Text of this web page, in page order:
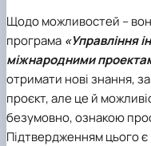
Щодо можливостей –
програма «Управління
міжнародними
отримати нові знання,
проєкт, але це й
безумовно, ознакою
Підтвердженням цього є